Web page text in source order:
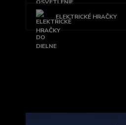
ELEKTRICKÉ HRAČKY